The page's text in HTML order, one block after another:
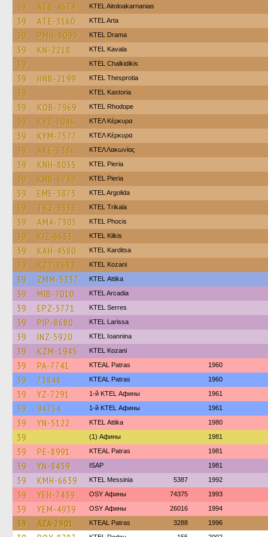
39 ATB-4674 KTEL Aitoloakarnanias
39 ATE-3160 KTEL Arta
39 PMH-8099 KTEL Drama
39 KN-2218 KTEL Kavala
39 ΚΤΕL Chalkidikis
39 HNB-2199 KTEL Thesprotia
39 KTEL Kastoria
39 KOB-7969 KTEL Rhodope
39 KYZ-7046 ΚΤΕΛ Κέρκυρα
39 KYM-7577 ΚΤΕΛ Κέρκυρα
39 AKE-6386 ΚΤΕΛ Λακωνίας
39 KNH-8035 KTEL Pieria
39 KNB-6739 KTEL Pieria
39 EME-3873 KTEL Argolida
39 TKZ-3333 ΚΤΕL Τrikala
39 AMA-7305 ΚΤΕL Phocis
39 KIZ-6633 KTEL Kilkis
39 KAH-4580 ΚΤΕL Karditsa
39 KZT-8683 ΚΤΕL Kozani
39 ZMM-5337 KΤΕL Αttika
39 MIB-7010 KTEL Arcadia
39 EPZ-5771 KTEL Serres
39 PIP-8680 KTEL Larissa
39 INZ-5920 KTEL Ioannina
39 KZM-1945 ΚΤΕL Kozani
39 PA-7741 KTEAL Patras 1960
39 73848 KTEAL Patras 1960
39 YZ-7291 1-й KTEL Афины 1961
39 94754 1-й KTEL Афины 1961
39 YN-5122 KΤΕL Αttika 1980
39 (1) Афины 1981
39 PE-8991 KTEAL Patras 1981
39 YN-8439 ISAP 1981
39 KMH-6639 KTEL Messinia 5387 1992
39 YEH-7439 OSY Афины 74375 1993
39 YEM-4939 OSY Афины 26016 1994
39 AZA-2901 KTEAL Patras 3288 1996